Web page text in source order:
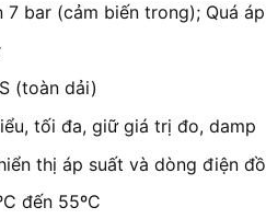
bar (cảm biến trong); Quá
(toàn dải)
tối đa, giữ giá trị đo, damp
thị áp suất và dòng điện
đến 55ºC